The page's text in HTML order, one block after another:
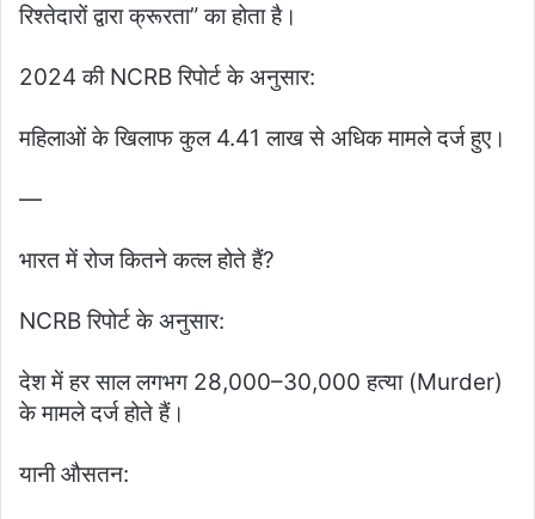
रिश्तेदारों द्वारा क्रूरता” का होता है।
2024 की NCRB रिपोर्ट के अनुसार:
महिलाओं के खिलाफ कुल 4.41 लाख से अधिक मामले दर्ज हुए।
—
भारत में रोज कितने कत्ल होते हैं?
NCRB रिपोर्ट के अनुसार:
देश में हर साल लगभग 28,000–30,000 हत्या (Murder)
के मामले दर्ज होते हैं।
यानी औसतन: